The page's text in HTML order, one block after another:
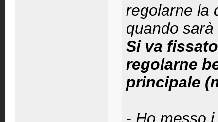
regolarne la
quando
Si va
regolarne
principale
- Ho messo